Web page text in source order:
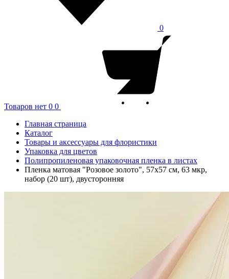
0
Товаров нет 0 0
Главная страница
Каталог
Товары и аксессуары для флористики
Упаковка для цветов
Полипропиленовая упаковочная пленка в листах
Пленка матовая "Розовое золото", 57x57 см, 63 мкр,
набор (20 шт), двусторонняя